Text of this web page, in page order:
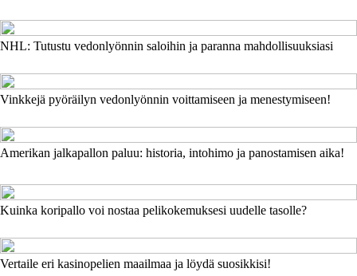
NHL: Tutustu vedonlyönnin saloihin ja paranna mahdollisuuksiasi
Vinkkejä pyöräilyn vedonlyönnin voittamiseen ja menestymiseen!
Amerikan jalkapallon paluu: historia, intohimo ja panostamisen aika!
Kuinka koripallo voi nostaa pelikokemuksesi uudelle tasolle?
Vertaile eri kasinopelien maailmaa ja löydä suosikkisi!